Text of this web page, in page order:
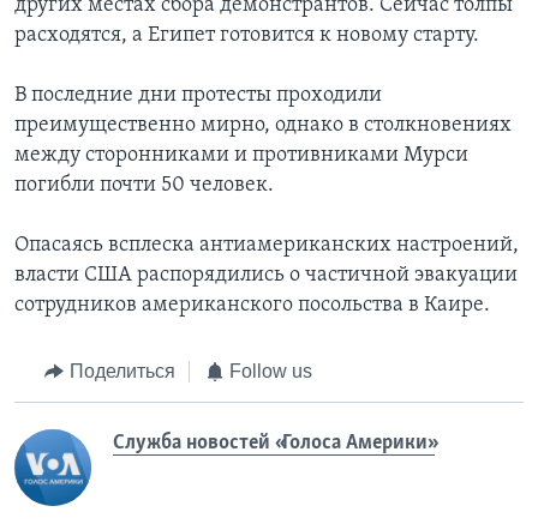
других местах сбора демонстрантов. Сейчас толпы
расходятся, а Египет готовится к новому старту.
В последние дни протесты проходили
преимущественно мирно, однако в столкновениях
между сторонниками и противниками Мурси
погибли почти 50 человек.
Опасаясь всплеска антиамериканских настроений,
власти США распорядились о частичной эвакуации
сотрудников американского посольства в Каире.
Поделиться Follow us
Служба новостей «Голоса Америки»